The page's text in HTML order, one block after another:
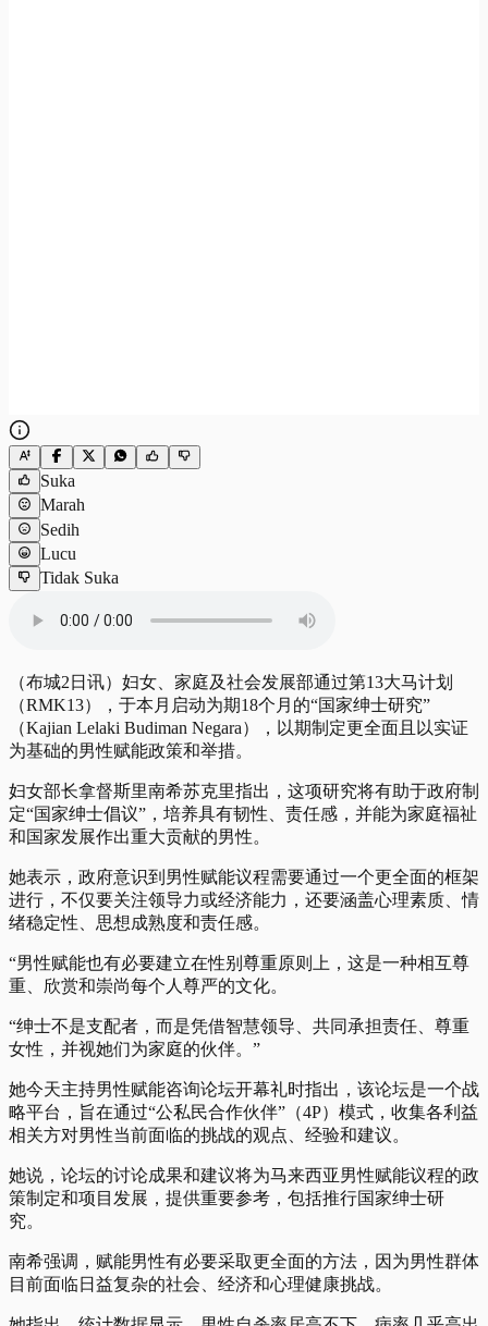
Suka
Marah
Sedih
Lucu
Tidak Suka
（布城2日讯）妇女、家庭及社会发展部通过第13大马计划
（RMK13），于本月启动为期18个月的“国家绅士研究”
（Kajian Lelaki Budiman Negara），以期制定更全面且以实证
为基础的男性赋能政策和举措。
妇女部长拿督斯里南希苏克里指出，这项研究将有助于政府制
定“国家绅士倡议”，培养具有韧性、责任感，并能为家庭福祉
和国家发展作出重大贡献的男性。
她表示，政府意识到男性赋能议程需要通过一个更全面的框架
进行，不仅要关注领导力或经济能力，还要涵盖心理素质、情
绪稳定性、思想成熟度和责任感。
“男性赋能也有必要建立在性别尊重原则上，这是一种相互尊
重、欣赏和崇尚每个人尊严的文化。
“绅士不是支配者，而是凭借智慧领导、共同承担责任、尊重
女性，并视她们为家庭的伙伴。”
她今天主持男性赋能咨询论坛开幕礼时指出，该论坛是一个战
略平台，旨在通过“公私民合作伙伴”（4P）模式，收集各利益
相关方对男性当前面临的挑战的观点、经验和建议。
她说，论坛的讨论成果和建议将为马来西亚男性赋能议程的政
策制定和项目发展，提供重要参考，包括推行国家绅士研
究。
南希强调，赋能男性有必要采取更全面的方法，因为男性群体
目前面临日益复杂的社会、经济和心理健康挑战。